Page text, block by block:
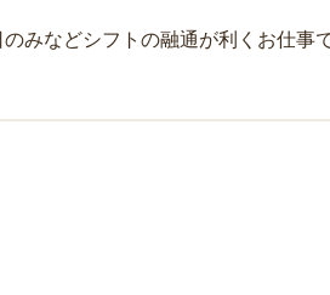
みなどシフトの融通が利くお仕事